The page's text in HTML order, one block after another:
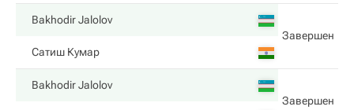
Bakhodir Jalolov
Завершен
Сатиш Кумар
Bakhodir Jalolov
Завершен